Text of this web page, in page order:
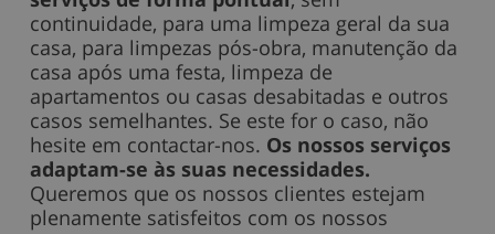
continuidade, para uma limpeza geral da sua
casa, para limpezas pós-obra, manutenção da
casa após uma festa, limpeza de
apartamentos ou casas desabitadas e outros
casos semelhantes. Se este for o caso, não
hesite em contactar-nos. Os nossos serviços
adaptam-se às suas necessidades.
Queremos que os nossos clientes estejam
plenamente satisfeitos com os nossos